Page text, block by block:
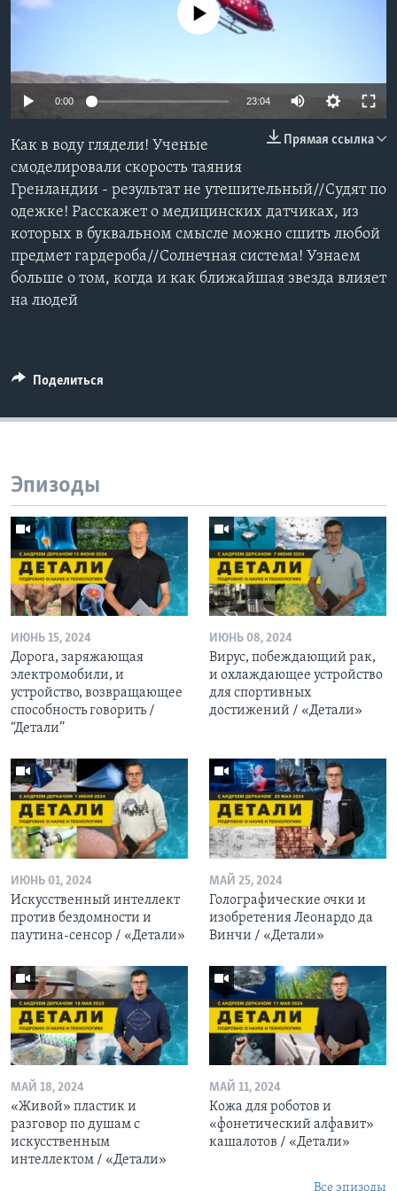
СОЦИАЛЬНЫЕ СЕТИ
Языки
No media source currently available
0:00 23:04
Прямая ссылка
Как в воду глядели! Ученые
смоделировали скорость таяния
Гренландии - результат не утешительный//Судят по
одежке! Расскажет о медицинских датчиках, из
которых в буквальном смысле можно сшить любой
предмет гардероба//Солнечная система! Узнаем
больше о том, когда и как ближайшая звезда влияет
на людей
Поделиться
Эпизоды
ИЮНЬ 15, 2024
Дорога, заряжающая
электромобили, и
устройство, возвращающее
способность говорить /
“Детали”
ИЮНЬ 08, 2024
Вирус, побеждающий рак,
и охлаждающее устройство
для спортивных
достижений / «Детали»
ИЮНЬ 01, 2024
Искусственный интеллект
против бездомности и
паутина-сенсор / «Детали»
МАЙ 25, 2024
Голографические очки и
изобретения Леонардо да
Винчи / «Детали»
МАЙ 18, 2024
«Живой» пластик и
разговор по душам с
искусственным
интеллектом / «Детали»
МАЙ 11, 2024
Кожа для роботов и
«фонетический алфавит»
кашалотов / «Детали»
Все эпизоды